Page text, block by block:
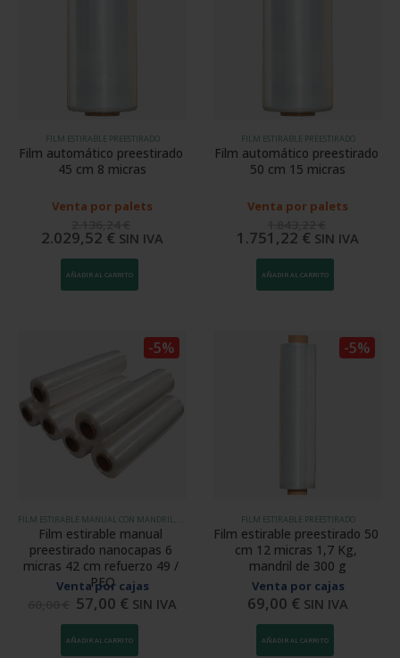
FILM ESTIRABLE PREESTIRADO
Film automático preestirado
45 cm 8 micras
Venta por palets
2.029,52 € SIN IVA
AÑADIR AL CARRITO
FILM ESTIRABLE PREESTIRADO
Film automático preestirado
50 cm 15 micras
Venta por palets
1.751,22 € SIN IVA
AÑADIR AL CARRITO
Film estirable manual
preestirado nanocapas 6
micras 42 cm refuerzo 49 /
PEQ
Venta por cajas
57,00 € SIN IVA
-5%
AÑADIR AL CARRITO
FILM ESTIRABLE PREESTIRADO
Film estirable preestirado 50
cm 12 micras 1,7 Kg,
mandril de 300 g
Venta por cajas
69,00 € SIN IVA
-5%
AÑADIR AL CARRITO